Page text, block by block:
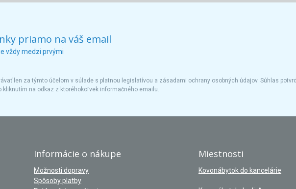
priamo na váš email
vždy medzi prvými
len za týmto účelom v súlade s platnou legislatívou a zásadami ochrany osobných údajov. Súhlas
na odkaz z ktoréhokoľvek informačného emailu.
Informácie o nákupe
Možnosti dopravy
Spôsoby platby
Miestnosti
Kovonábytok do kancelárie